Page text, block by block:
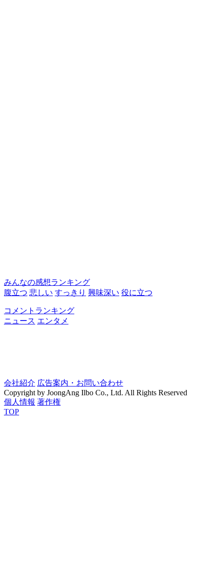
みんなの感想ランキング
腹立つ 悲しい すっきり 興味深い 役に立つ
コメントランキング
ニュース エンタメ
会社紹介 広告案内・お問い合わせ
Copyright by JoongAng Ilbo Co., Ltd. All Rights Reserved
個人情報 著作権
TOP